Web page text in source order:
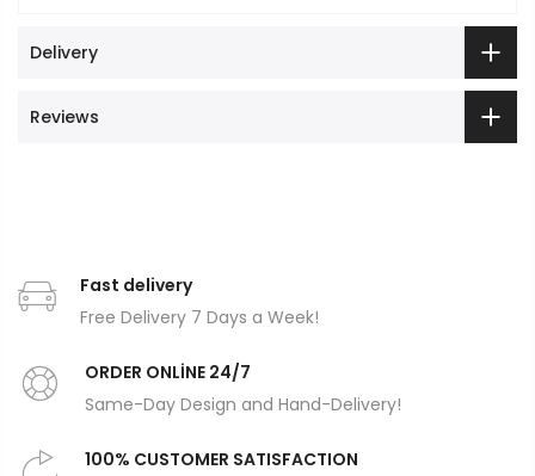
Delivery
Reviews
Fast delivery
Free Delivery 7 Days a Week!
ORDER ONLİNE 24/7
Same-Day Design and Hand-Delivery!
100% CUSTOMER SATISFACTION